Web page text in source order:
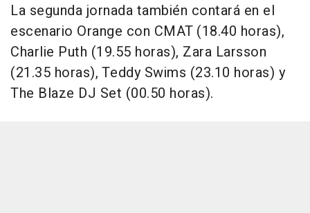
La segunda jornada también contará en el
escenario Orange con CMAT (18.40 horas),
Charlie Puth (19.55 horas), Zara Larsson
(21.35 horas), Teddy Swims (23.10 horas) y
The Blaze DJ Set (00.50 horas).